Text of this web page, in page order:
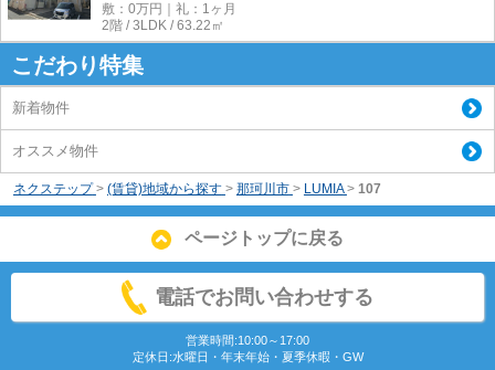
敷：0万円｜礼：1ヶ月
2階 / 3LDK / 63.22㎡
こだわり特集
新着物件
オススメ物件
ネクステップ > (賃貸)地域から探す > 那珂川市 > LUMIA > 107
ページトップに戻る
電話でお問い合わせする
営業時間:10:00～17:00
定休日:水曜日・年末年始・夏季休暇・GW